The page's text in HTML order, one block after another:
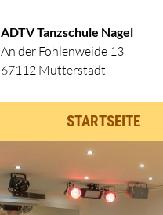
ADTV Tanzschule Nagel
An der Fohlenweide 13
67112 Mutterstadt
STARTSEITE